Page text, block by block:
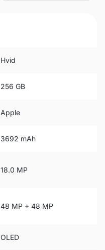
Hvid
256 GB
Apple
3692 mAh
18.0 MP
48 MP + 48 MP
OLED